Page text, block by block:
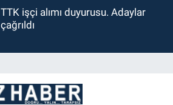
TTK işçi alımı duyurusu. Adaylar
çağrıldı